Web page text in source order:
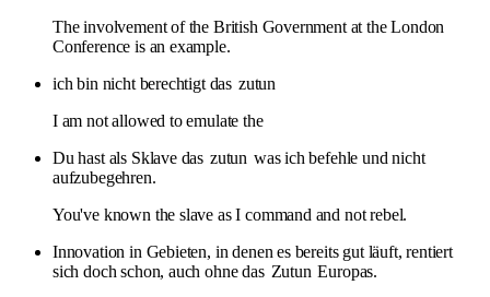
The involvement of the British Government at the London
Conference is an example.
ich bin nicht berechtigt das zutun
I am not allowed to emulate the
Du hast als Sklave das zutun was ich befehle und nicht
aufzubegehren.
You've known the slave as I command and not rebel.
Innovation in Gebieten, in denen es bereits gut läuft, rentiert
sich doch schon, auch ohne das Zutun Europas.